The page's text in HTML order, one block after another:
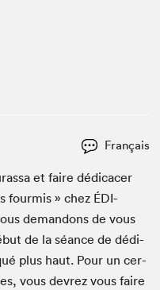
Français
et faire dédi­cac­er
four­mis » chez ÉDI­
deman­dons de vous
de la séance de dédi­
plus haut. Pour un cer­
vous devrez vous faire